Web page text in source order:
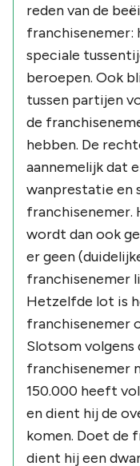
reden van de
franchisenemer:
speciale
beroepen. Ook
tussen partijen
de
hebben. De
aannemelijk dat
wanprestatie en
franchisenemer.
wordt dan ook
er geen
franchisenemer
Hetzelfde lot is
franchisenemer
Slotsom volgens
franchisenemer
150.000 heeft
en dient hij de
komen. Doet de
dient hij een